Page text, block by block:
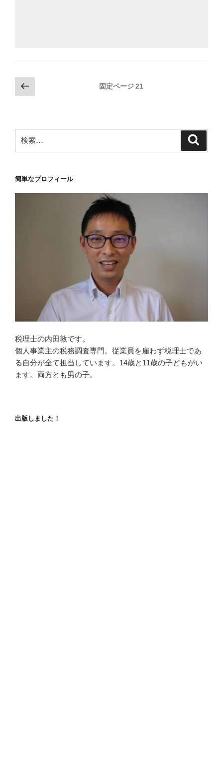
投
稿
ー
ジ
り
前
の
ジ
固定ページ21
索:
簡単なプロフィール
税理士の内田敦です。
個人事業主の税務調査専門。従業員を雇わず税理士であ
る自分が全て担当しています。14歳と11歳の子どもがい
ます。両方とも男の子。
出版しました！